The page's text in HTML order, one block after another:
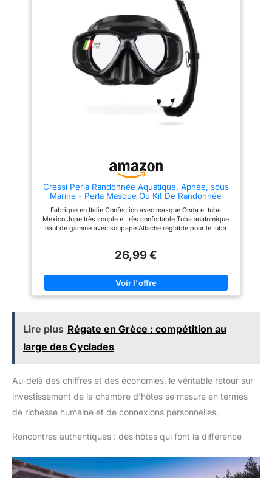
renfort en caoutchouc sur le
côté, ils sont particulièrement
stables. Ils sont ajustable à
différentes tailles de pieds.
Matériau haut de gamme -
confort et sécurité
supplémentaires:L'embouchure
en silicone de qualité
alimentaire, la jupe et les
problème,Remarque : veuillez
nettoyer soigneusement le sable
dans le tube avant la prochaine
utilisation, sinon l'eau entrera
mâchoire, et d'une valve de
purge pour faciliter l'évacuation
de l'eau. Les palmes Tonga ont
une lame courte avec des
chaussons en caoutchouc et
des sangles réglables pour
s'adapter à différentes tailles
de pieds. Le set Tino Adventure
est conçu en Italie par Cressi et
fabriqué en Chine. Cressi est
une marque italienne pionnière
dans les équipements de
plongée sous-marine, d'apnée
et de snorkeling depuis 1946.
Cressi Perla Randonnée Aquatique, Apnée, sous
Marine - Perla Masque Ou Kit De Randonnée
Unique, Adulte Unisexe
Fabriqué en Italie Confection avec masque Onda et tuba
Mexico Jupe très souple et très confortable Tuba anatomique
haut de gamme avec soupape Attache réglable pour le tuba
26,99 €
Lire plus Régate en Grèce : compétition au
large des Cyclades
Au-delà des chiffres et des économies, le véritable retour sur
investissement de la chambre d’hôtes se mesure en termes
de richesse humaine et de connexions personnelles.
Rencontres authentiques : des hôtes qui font la différence